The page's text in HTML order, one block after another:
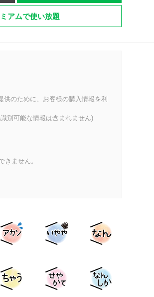
アムで使い放題
のために、お客様の購入情報を利
別可能な情報は含まれません)
ません。